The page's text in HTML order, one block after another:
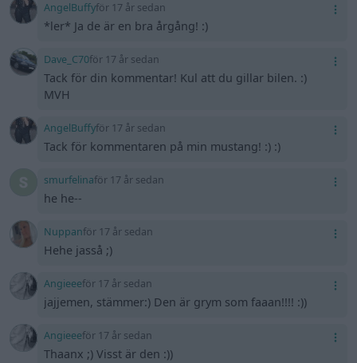
AngelBuffyför 17 år sedan
*ler* Ja de är en bra årgång! :)
Dave_C70för 17 år sedan
Tack för din kommentar! Kul att du gillar bilen. :)
MVH
AngelBuffyför 17 år sedan
Tack för kommentaren på min mustang! :) :)
smurfelinaför 17 år sedan
he he--
Nuppanför 17 år sedan
Hehe jasså ;)
Angieeeför 17 år sedan
jajjemen, stämmer:) Den är grym som faaan!!!! :))
Angieeeför 17 år sedan
Thaanx ;) Visst är den :))